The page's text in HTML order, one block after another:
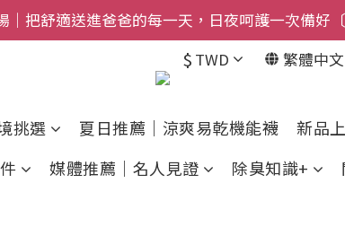
運｜任搭８折起｜滿額再送新品-悠哉斑馬襪〔立
｜把舒適送進爸爸的每一天，日夜呵護一次備好〔
運｜任搭８折起｜滿額再送新品-悠哉斑馬襪〔立
$ TWD 繁體中文
挑選 夏日推薦｜涼爽易乾機能襪 新品
媒體推薦｜名人見證 除臭知識+